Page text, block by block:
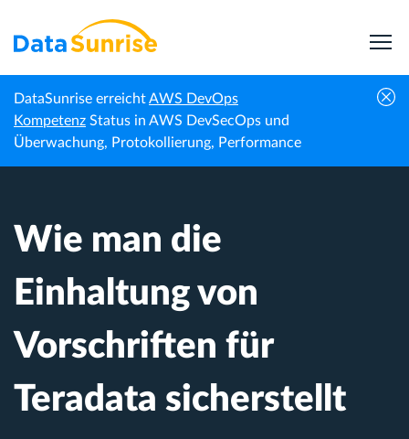
DataSunrise erreichtAWS DevOps
Kompetenz Status in AWS DevSecOps und
Überwachung, Protokollierung, Performance
Startseite Wissenszentrum
Wie man die Einhaltung von Vorschriften
für Teradata sicherstellt
Wie man die
Einhaltung von
Vorschriften für
Teradata sicherstellt